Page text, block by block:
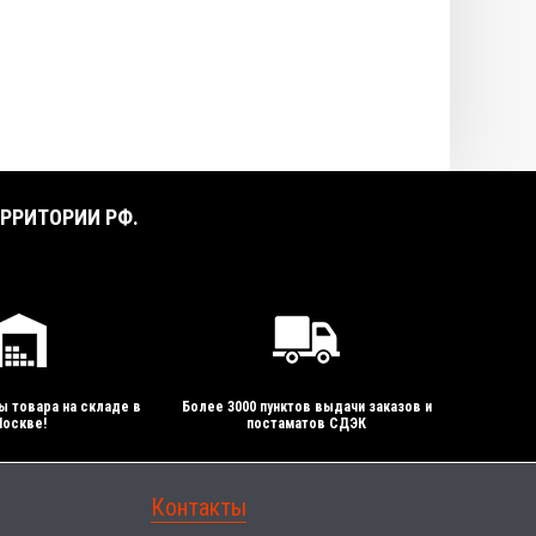
РФ.
товара на складе в
Более 3000 пунктов выдачи заказов и
постаматов СДЭК
Контакты